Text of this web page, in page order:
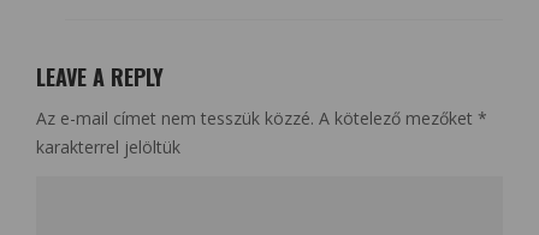
LEAVE A REPLY
Az e-mail címet nem tesszük közzé. A kötelező mezőket *
karakterrel jelöltük